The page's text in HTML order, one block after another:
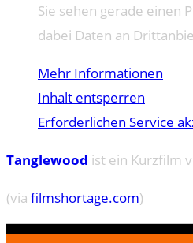
Sie sehen gerade einen
dabei Daten an
Mehr Informationen
Inhalt entsperren
Erforderlichen Service
Tanglewood ist ein Kurzfilm
(via filmshortage.com)